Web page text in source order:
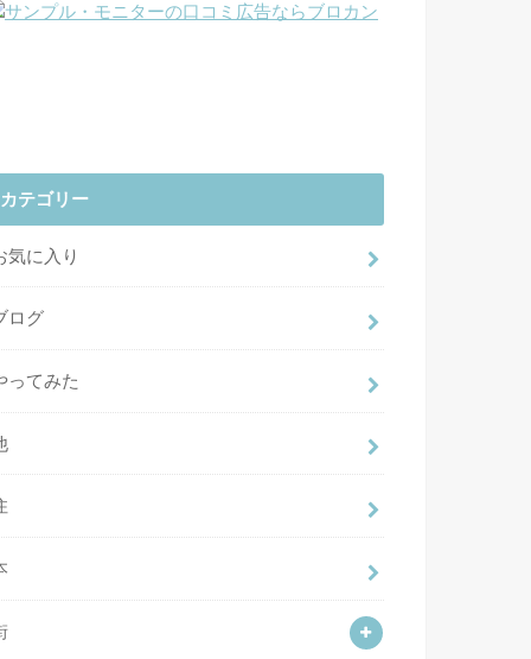
カテゴリー
気に入り
ログ
ってみた